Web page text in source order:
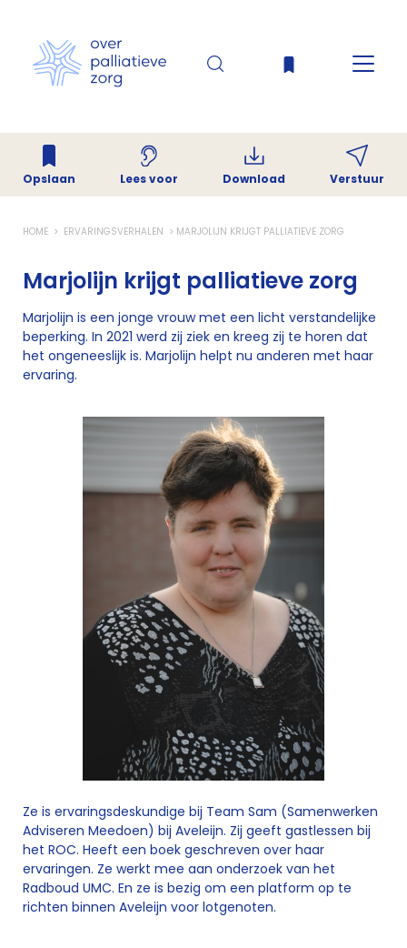
HOME ERVARINGSVERHALEN MARJOLIJN KRIJGT PALLIATIEVE ZORG
Marjolijn krijgt palliatieve zorg
Marjolijn is een jonge vrouw met een licht verstandelijke
beperking. In 2021 werd zij ziek en kreeg zij te horen dat
het ongeneeslijk is. Marjolijn helpt nu anderen met haar
ervaring.
Opslaan Lees voor Download Verstuur
Ze is ervaringsdeskundige bij Team Sam (Samenwerken
Adviseren Meedoen) bij Aveleijn. Zij geeft gastlessen bij
het ROC. Heeft een boek geschreven over haar
ervaringen. Ze werkt mee aan onderzoek van het
Radboud UMC. En ze is bezig om een platform op te
richten binnen Aveleijn voor lotgenoten.